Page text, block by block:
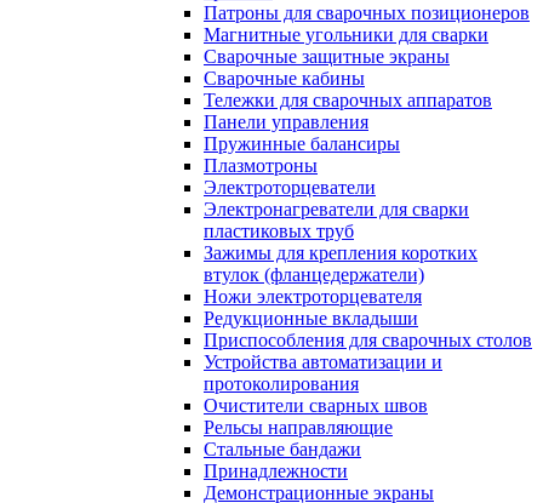
Патроны для сварочных позиционеров
Магнитные угольники для сварки
Сварочные защитные экраны
Сварочные кабины
Тележки для сварочных аппаратов
Панели управления
Пружинные балансиры
Плазмотроны
Электроторцеватели
Электронагреватели для сварки
пластиковых труб
Зажимы для крепления коротких
втулок (фланцедержатели)
Ножи электроторцевателя
Редукционные вкладыши
Приспособления для сварочных столов
Устройства автоматизации и
протоколирования
Очистители сварных швов
Рельсы направляющие
Стальные бандажи
Принадлежности
Демонстрационные экраны